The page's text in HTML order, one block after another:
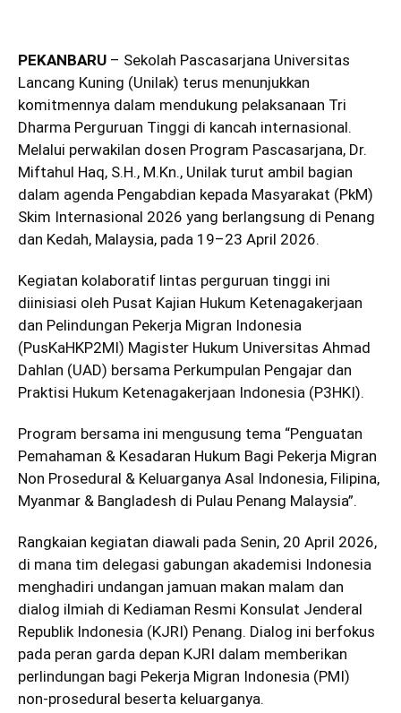
PEKANBARU – Sekolah Pascasarjana Universitas
Lancang Kuning (Unilak) terus menunjukkan
komitmennya dalam mendukung pelaksanaan Tri
Dharma Perguruan Tinggi di kancah internasional.
Melalui perwakilan dosen Program Pascasarjana, Dr.
Miftahul Haq, S.H., M.Kn., Unilak turut ambil bagian
dalam agenda Pengabdian kepada Masyarakat (PkM)
Skim Internasional 2026 yang berlangsung di Penang
dan Kedah, Malaysia, pada 19–23 April 2026.
Kegiatan kolaboratif lintas perguruan tinggi ini
diinisiasi oleh Pusat Kajian Hukum Ketenagakerjaan
dan Pelindungan Pekerja Migran Indonesia
(PusKaHKP2MI) Magister Hukum Universitas Ahmad
Dahlan (UAD) bersama Perkumpulan Pengajar dan
Praktisi Hukum Ketenagakerjaan Indonesia (P3HKI).
Program bersama ini mengusung tema “Penguatan
Pemahaman & Kesadaran Hukum Bagi Pekerja Migran
Non Prosedural & Keluarganya Asal Indonesia, Filipina,
Myanmar & Bangladesh di Pulau Penang Malaysia”.
Rangkaian kegiatan diawali pada Senin, 20 April 2026,
di mana tim delegasi gabungan akademisi Indonesia
menghadiri undangan jamuan makan malam dan
dialog ilmiah di Kediaman Resmi Konsulat Jenderal
Republik Indonesia (KJRI) Penang. Dialog ini berfokus
pada peran garda depan KJRI dalam memberikan
perlindungan bagi Pekerja Migran Indonesia (PMI)
non-prosedural beserta keluarganya.